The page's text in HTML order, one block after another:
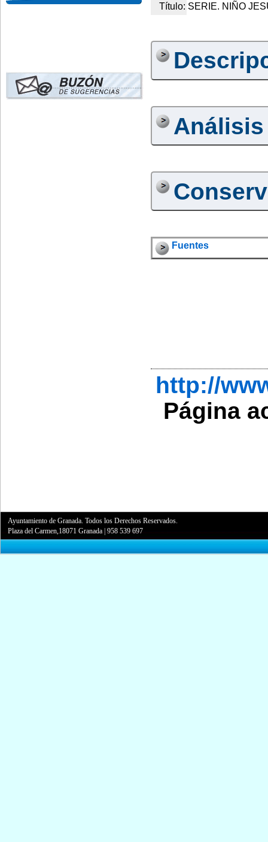
Título: SERIE. NIÑO
Fuentes
http://
Página
Ayuntamiento de Granada. Todos los Derechos Reservados.
Plaza del Carmen,18071 Granada |958 539 697